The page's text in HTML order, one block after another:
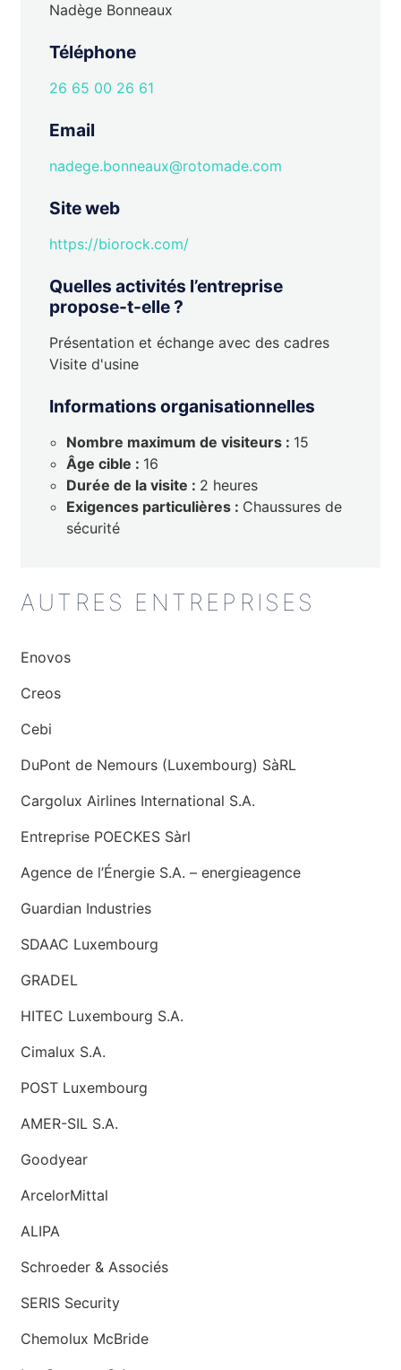
Nadège Bonneaux
Téléphone
26 65 00 26 61
Email
nadege.bonneaux@rotomade.com
Site web
https://biorock.com/
Quelles activités l’entreprise
propose-t-elle ?
Présentation et échange avec des cadres
Visite d'usine
Informations organisationnelles
Nombre maximum de visiteurs : 15
Âge cible : 16
Durée de la visite : 2 heures
Exigences particulières : Chaussures de
sécurité
AUTRES ENTREPRISES
Enovos
Creos
Cebi
DuPont de Nemours (Luxembourg) SàRL
Cargolux Airlines International S.A.
Entreprise POECKES Sàrl
Agence de l’Énergie S.A. – energieagence
Guardian Industries
SDAAC Luxembourg
GRADEL
HITEC Luxembourg S.A.
Cimalux S.A.
POST Luxembourg
AMER-SIL S.A.
Goodyear
ArcelorMittal
ALIPA
Schroeder & Associés
SERIS Security
Chemolux McBride